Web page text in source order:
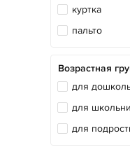
куртка
пальто
Возрастная
для
для
для